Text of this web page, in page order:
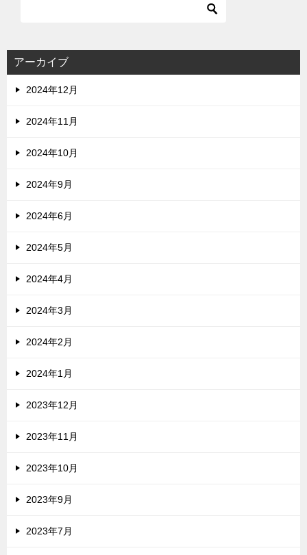
アーカイブ
2024年12月
2024年11月
2024年10月
2024年9月
2024年6月
2024年5月
2024年4月
2024年3月
2024年2月
2024年1月
2023年12月
2023年11月
2023年10月
2023年9月
2023年7月